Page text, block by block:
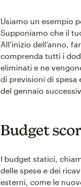
Usiamo un esempio
Supponiamo che il
All’inizio dell’anno,
comprenda tutti i
eliminati e ne
di previsioni di spesa
del gennaio
Budget
I budget statici,
delle spese e dei
esterni, come le